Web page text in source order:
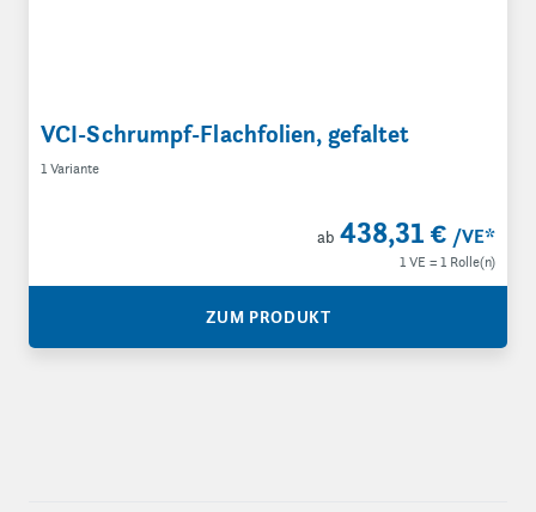
VCI-Schrumpf-Flachfolien, gefaltet
1 Variante
ab 438,31 € /VE*
1 VE = 1 Rolle(n)
ZUM PRODUKT